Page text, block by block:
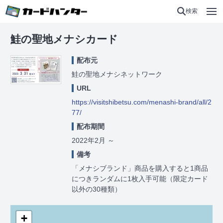
検索
鮭の聖地メナシカード
配布元
鮭の聖地メナシネットワーク
URL
https://visitshibetsu.com/menashi-brand/all/2
77/
配布期間
2022年2月
～
備考
「メナシブランド」商品を購入すると1商品
につきランダムに1枚入手可能（限定カード
以外の30種類）
+